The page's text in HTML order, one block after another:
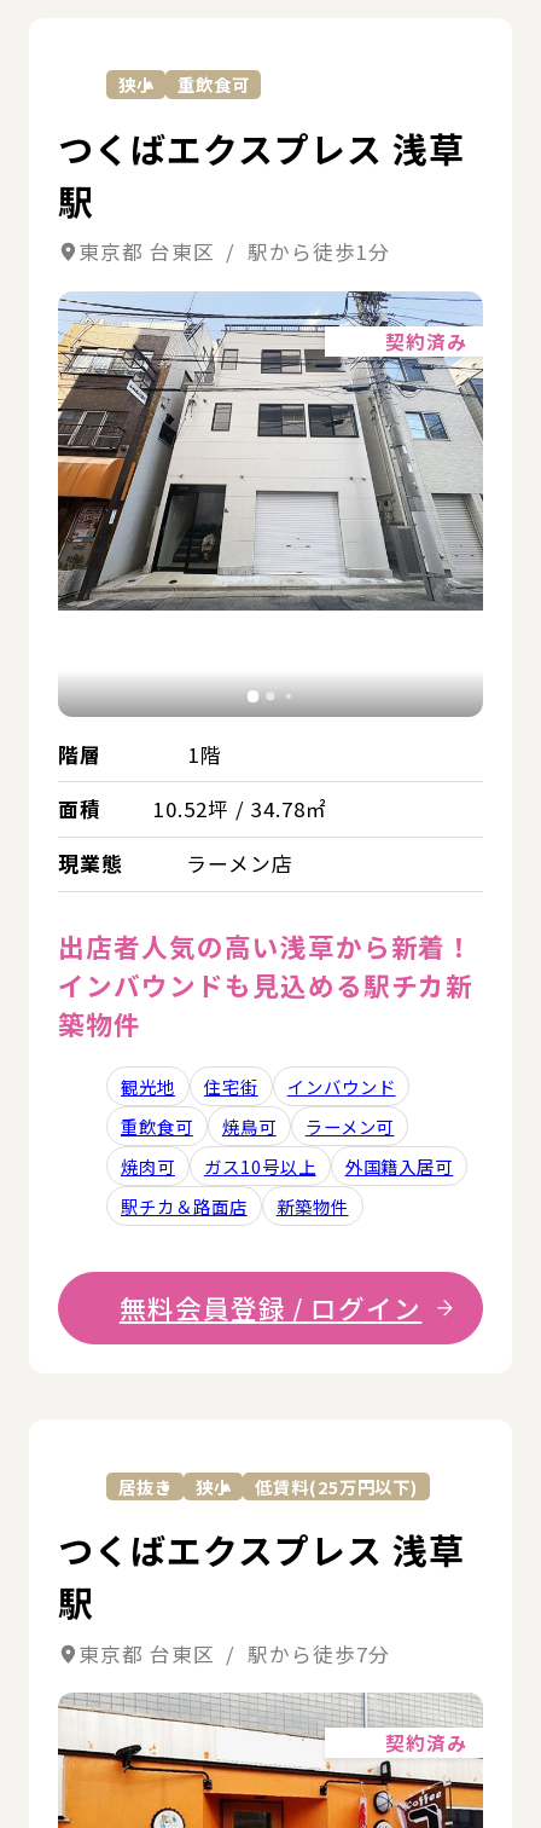
狭小 重飲食可
つくばエクスプレス 浅草
駅
東京都 台東区 / 駅から徒歩1分
契約済み
階層
1階
面積
10.52坪 / 34.78㎡
現業態
ラーメン店
出店者人気の高い浅草から新着！
インバウンドも見込める駅チカ新
築物件
観光地 住宅街
インバウンド
重飲食可
焼鳥可
ラーメン可
焼肉可
ガス10号以上
外国籍入居可
駅チカ＆路面店
新築物件
無料会員登録 / ログイン
居抜き 狭小 低賃料(25万円以下)
つくばエクスプレス 浅草
駅
東京都 台東区 / 駅から徒歩7分
契約済み